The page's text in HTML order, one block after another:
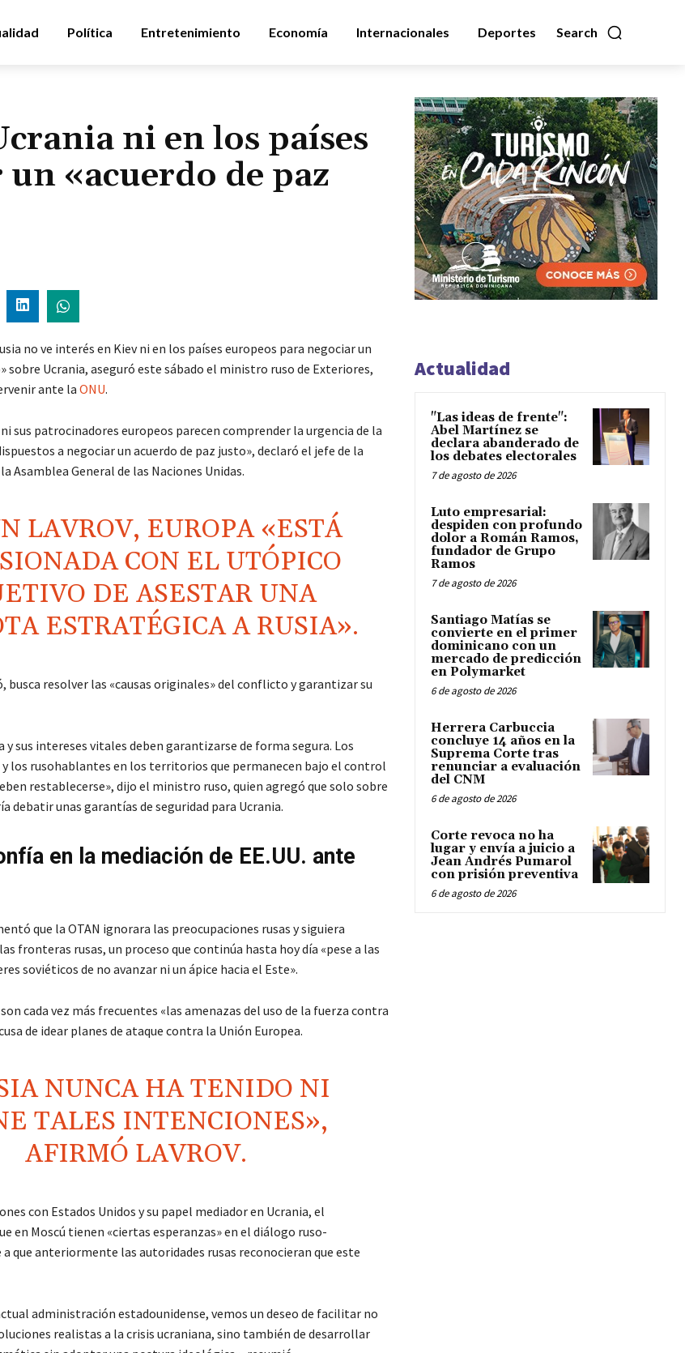
Search
Política Entretenimiento Economía Internacionales Deportes
ni en los países
«acuerdo de paz
no ve interés en Kiev ni en los países europeos para negociar un
sobre Ucrania, aseguró este sábado el ministro ruso de Exteriores,
ante la ONU.
sus patrocinadores europeos parecen comprender la urgencia de la
a negociar un acuerdo de paz justo», declaró el jefe de la
Asamblea General de las Naciones Unidas.
LAVROV, EUROPA «ESTÁ
CON EL UTÓPICO
DE ASESTAR UNA
ESTRATÉGICA A RUSIA».
busca resolver las «causas originales» del conflicto y garantizar su
y sus intereses vitales deben garantizarse de forma segura. Los
y los rusohablantes en los territorios que permanecen bajo el control
restablecerse», dijo el ministro ruso, quien agregó que solo sobre
debatir unas garantías de seguridad para Ucrania.
en la mediación de EE.UU. ante
que la OTAN ignorara las preocupaciones rusas y siguiera
fronteras rusas, un proceso que continúa hasta hoy día «pese a las
soviéticos de no avanzar ni un ápice hacia el Este».
cada vez más frecuentes «las amenazas del uso de la fuerza contra
de idear planes de ataque contra la Unión Europea.
NUNCA HA TENIDO NI
TALES INTENCIONES»,
AFIRMÓ LAVROV.
con Estados Unidos y su papel mediador en Ucrania, el
en Moscú tienen «ciertas esperanzas» en el diálogo ruso-
a que anteriormente las autoridades rusas reconocieran que este
administración estadounidense, vemos un deseo de facilitar no
realistas a la crisis ucraniana, sino también de desarrollar
Actualidad
"Las ideas de frente":
Abel Martínez se
declara abanderado de
los debates electorales
7 de agosto de 2026
Luto empresarial:
despiden con profundo
dolor a Román Ramos,
fundador de Grupo
Ramos
7 de agosto de 2026
Santiago Matías se
convierte en el primer
dominicano con un
mercado de predicción
en Polymarket
6 de agosto de 2026
Herrera Carbuccia
concluye 14 años en la
Suprema Corte tras
renunciar a evaluación
del CNM
6 de agosto de 2026
Corte revoca no ha
lugar y envía a juicio a
Jean Andrés Pumarol
con prisión preventiva
6 de agosto de 2026